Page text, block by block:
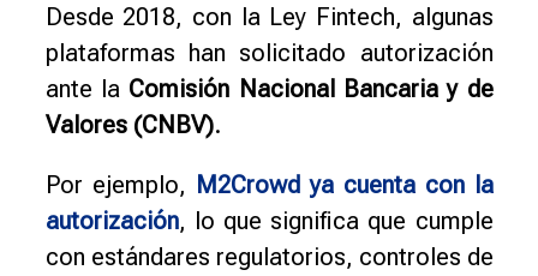
Desde 2018, con la Ley Fintech, algunas
plataformas han solicitado autorización
ante la Comisión Nacional Bancaria y de
Valores (CNBV).
Por ejemplo, M2Crowd ya cuenta con la
autorización, lo que significa que cumple
con estándares regulatorios, controles de